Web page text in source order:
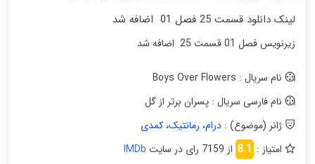
لینک دانلود قسمت 25 فصل 01 اضافه شد
زیرنویس فصل 01 قسمت 25 اضافه شد
نام سریال : Boys Over Flowers
نام فارسی سریال : پسران برتر از گل
ژانر (موضوع) :درام، رمانتیک،کمدی
امتیاز : 8.1 از 7159 رای در سایت
IMDb